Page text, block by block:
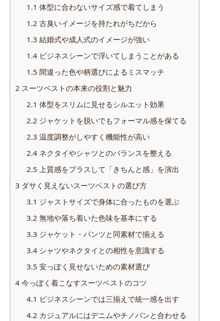
1.1 体型に合わないサイズ感で着てしまう
1.2 古臭いイメージを持たれがちだから
1.3 結婚式や成人式のイメージが強い
1.4ビジネスシーンで浮いてしまうことがある
1.5 間違った色や柄選びによるミスマッチ
2 スーツベストの本来の役割と魅力
2.1 体型をスリムに見せるシルエット効果
2.2 ジャケットを脱いでもフォーマル感を保てる
2.3 温度調整がしやすく機能性が高い
2.4ネクタイやシャツとのバランスを整える
2.5 上質感をプラスして「きちんと感」を演出
3 ダサく見えないスーツベストの選び方
3.1 ジャストサイズで身体に合ったものを選ぶ
3.2 無地や落ち着いた色味を基本にする
3.3 ジャケット・パンツと同素材で揃える
3.4シャツやネクタイとの相性を意識する
3.5 安っぽく見せないための素材選び
4 今っぽく着こなすスーツベストのコツ
4.1 ビジネスシーンでは三揃えで統一感を出す
4.2 カジュアルにはデニムやチノパンと合わせる